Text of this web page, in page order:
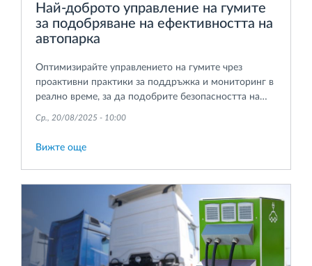
Най-доброто управление на гумите
за подобряване на ефективността на
автопарка
Оптимизирайте управлението на гумите чрез
проактивни практики за поддръжка и мониторинг в
реално време, за да подобрите безопасността на
Ср., 20/08/2025 - 10:00
Вижте още